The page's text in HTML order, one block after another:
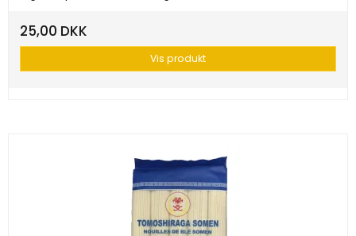
25,00 DKK
Vis produkt